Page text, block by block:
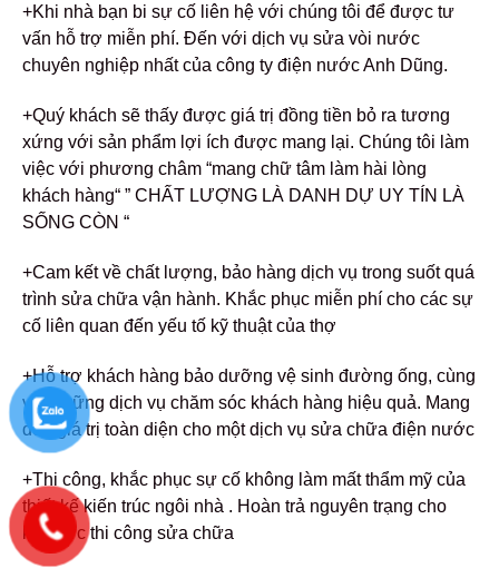
+Khi nhà bạn bi sự cố liên hệ với chúng tôi để được tư
vấn hỗ trợ miễn phí. Đến với dịch vụ sửa vòi nước
chuyên nghiệp nhất của công ty điện nước Anh Dũng.
+Quý khách sẽ thấy được giá trị đồng tiền bỏ ra tương
xứng với sản phẩm lợi ích được mang lại. Chúng tôi làm
việc với phương châm “mang chữ tâm làm hài lòng
khách hàng“ ” CHẤT LƯỢNG LÀ DANH DỰ UY TÍN LÀ
SỐNG CÒN “
+Cam kết về chất lượng, bảo hàng dịch vụ trong suốt quá
trình sửa chữa vận hành. Khắc phục miễn phí cho các sự
cố liên quan đến yếu tố kỹ thuật của thợ
+Hỗ trợ khách hàng bảo dưỡng vệ sinh đường ống, cùng
với những dịch vụ chăm sóc khách hàng hiệu quả. Mang
đến giá trị toàn diện cho một dịch vụ sửa chữa điện nước
+Thi công, khắc phục sự cố không làm mất thẩm mỹ của
thiết kế kiến trúc ngôi nhà . Hoàn trả nguyên trạng cho
khu vực thi công sửa chữa